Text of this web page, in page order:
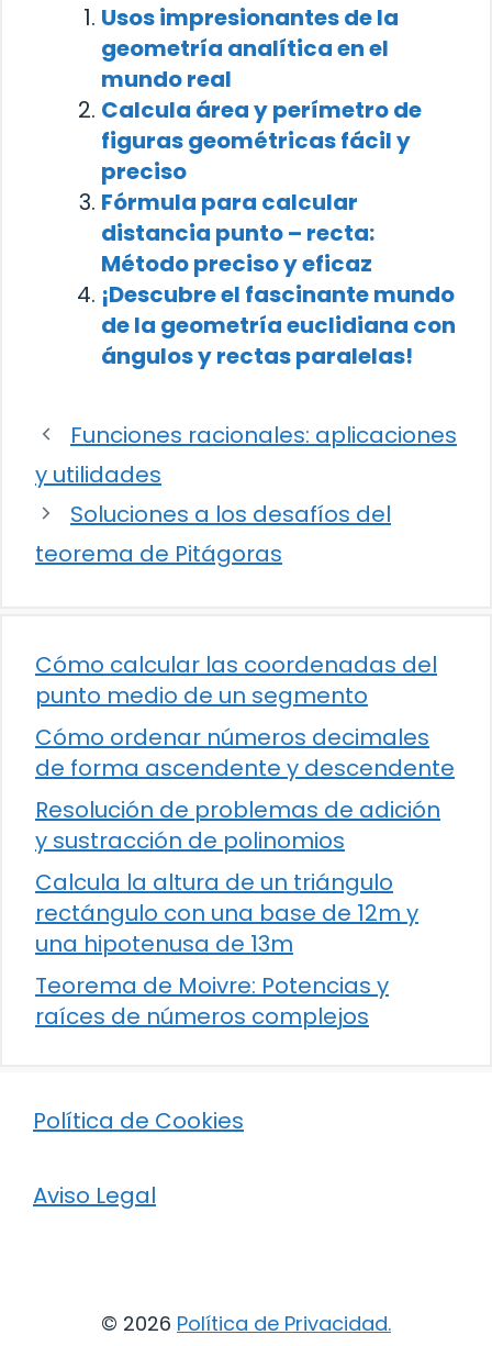
Usos impresionantes de la
geometría analítica en el
mundo real
Calcula área y perímetro de
figuras geométricas fácil y
preciso
Fórmula para calcular
distancia punto – recta:
Método preciso y eficaz
¡Descubre el fascinante mundo
de la geometría euclidiana con
ángulos y rectas paralelas!
Funciones racionales: aplicaciones
y utilidades
Soluciones a los desafíos del
teorema de Pitágoras
Cómo calcular las coordenadas del
punto medio de un segmento
Cómo ordenar números decimales
de forma ascendente y descendente
Resolución de problemas de adición
y sustracción de polinomios
Calcula la altura de un triángulo
rectángulo con una base de 12m y
una hipotenusa de 13m
Teorema de Moivre: Potencias y
raíces de números complejos
Política de Cookies
Aviso Legal
© 2026 Política de Privacidad.